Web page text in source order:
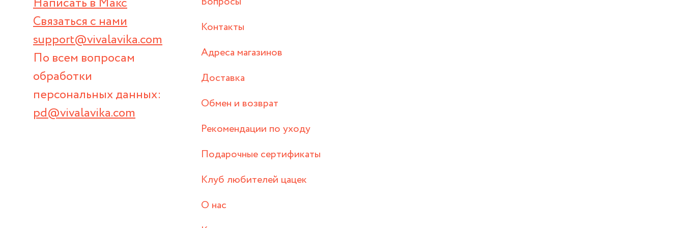
Связаться с нами
support@vivalavika.com
По всем вопросам
обработки
персональных данных:
pd@vivalavika.com
Контакты
Адреса магазинов
Доставка
Обмен и возврат
Рекомендации по уходу
Подарочные сертификаты
Клуб любителей цацек
О нас